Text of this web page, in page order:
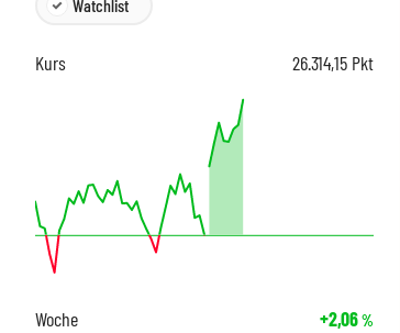
Watchlist
Kurs 26.314,15 Pkt
Woche +2,06%